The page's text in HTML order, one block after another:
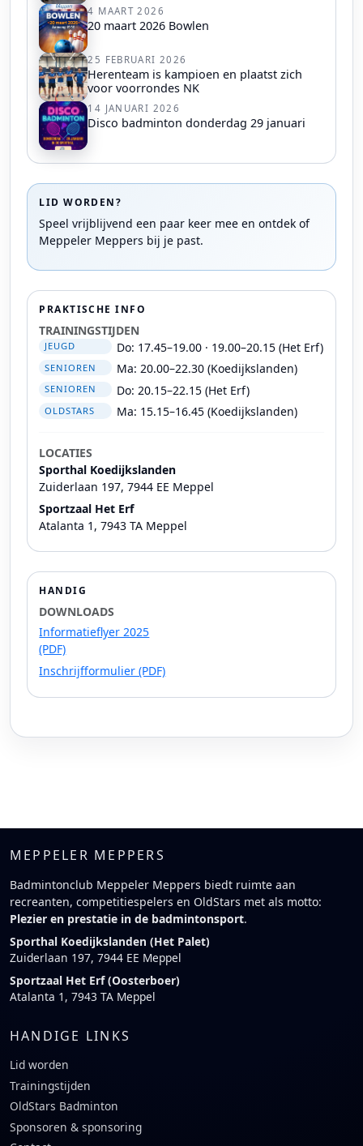
4 MAART 2026
20 maart 2026 Bowlen
25 FEBRUARI 2026
Herenteam is kampioen en plaatst zich
voor voorrondes NK
14 JANUARI 2026
Disco badminton donderdag 29 januari
LID WORDEN?
Speel vrijblijvend een paar keer mee en ontdek of
Meppeler Meppers bij je past.
PRAKTISCHE INFO
TRAININGSTIJDEN
JEUGD Do: 17.45–19.00 · 19.00–20.15 (Het Erf)
SENIOREN Ma: 20.00–22.30 (Koedijkslanden)
SENIOREN Do: 20.15–22.15 (Het Erf)
OLDSTARS Ma: 15.15–16.45 (Koedijkslanden)
LOCATIES
Sporthal Koedijkslanden
Zuiderlaan 197, 7944 EE Meppel
Sportzaal Het Erf
Atalanta 1, 7943 TA Meppel
HANDIG
DOWNLOADS
Informatieflyer 2025
(PDF)
Inschrijfformulier (PDF)
MEPPELER MEPPERS
Badmintonclub Meppeler Meppers biedt ruimte aan
recreanten, competitiespelers en OldStars met als motto:
Plezier en prestatie in de badmintonsport.
Sporthal Koedijkslanden (Het Palet)
Zuiderlaan 197, 7944 EE Meppel
Sportzaal Het Erf (Oosterboer)
Atalanta 1, 7943 TA Meppel
HANDIGE LINKS
Lid worden
Trainingstijden
OldStars Badminton
Sponsoren & sponsoring